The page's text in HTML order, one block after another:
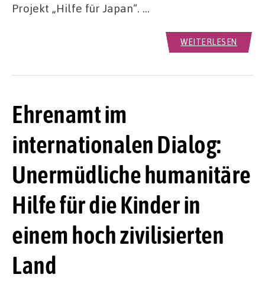
Projekt „Hilfe für Japan“. …
WEITERLESEN
Ehrenamt im
internationalen Dialog:
Unermüdliche humanitäre
Hilfe für die Kinder in
einem hoch zivilisierten
Land